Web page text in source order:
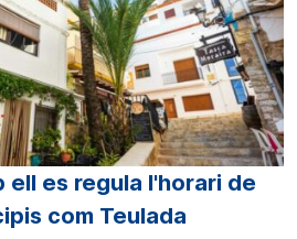
ell es regula l'horari de
com Teulada